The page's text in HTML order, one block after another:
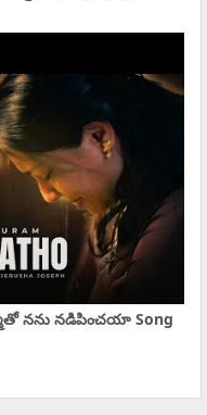
నను నడిపించయా Song